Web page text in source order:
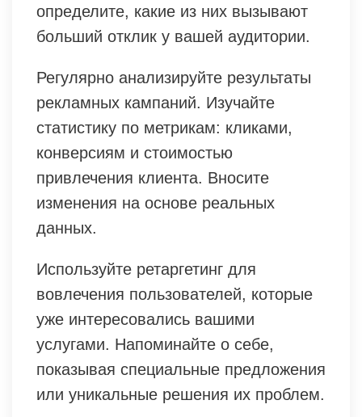
определите, какие из них вызывают
больший отклик у вашей аудитории.
Регулярно анализируйте результаты
рекламных кампаний. Изучайте
статистику по метрикам: кликами,
конверсиям и стоимостью
привлечения клиента. Вносите
изменения на основе реальных
данных.
Используйте ретаргетинг для
вовлечения пользователей, которые
уже интересовались вашими
услугами. Напоминайте о себе,
показывая специальные предложения
или уникальные решения их проблем.